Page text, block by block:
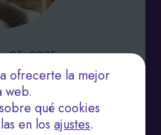
25, 2025
en la Mejora de la
mejora la movilidad
ofrecerte la mejor
web.
qué cookies
en losajustes.